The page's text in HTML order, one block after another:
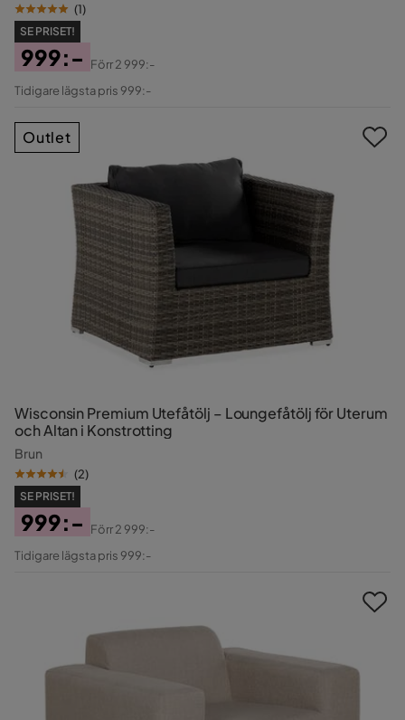
(1)
SE PRISET!
Pris
999:-
Original
Förr2 999:-
Tidigare lägsta pris 999:-
Wisconsin Premium Utefåtölj – Loungefåtölj för Uterum
och Altan i Konstrotting
Brun
(2)
SE PRISET!
Pris
999:-
Original
Förr2 999:-
Tidigare lägsta pris 999:-
Outlet